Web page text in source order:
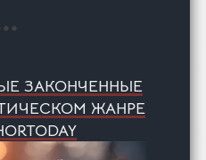
ЗАКОНЧЕННЫЕ
ЖАНРЕ